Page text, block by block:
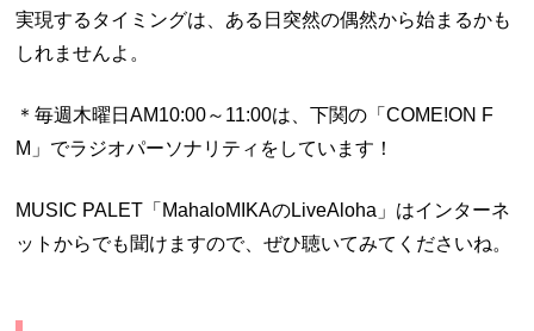
実現するタイミングは、ある日突然の偶然から始まるかも
しれませんよ。
＊毎週木曜日AM10:00～11:00は、下関の「COME!ON F
M」でラジオパーソナリティをしています！
MUSIC PALET「MahaloMIKAのLiveAloha」はインターネ
ットからでも聞けますので、ぜひ聴いてみてくださいね。